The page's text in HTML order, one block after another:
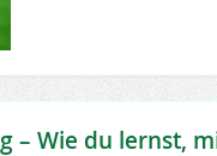
– Wie du lernst,